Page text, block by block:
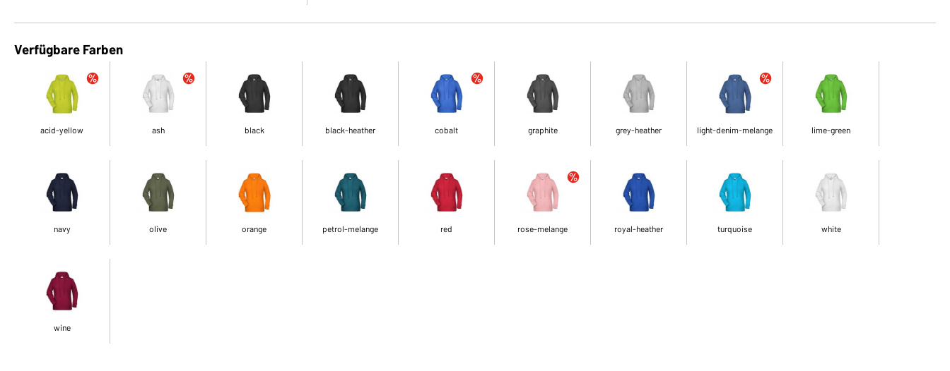
Verfügbare Farben
acid-yellow ash black black-heather cobalt graphite grey-heather light-denim-melange lime-green
navy olive orange petrol-melange red rose-melange royal-heather turquoise white
wine